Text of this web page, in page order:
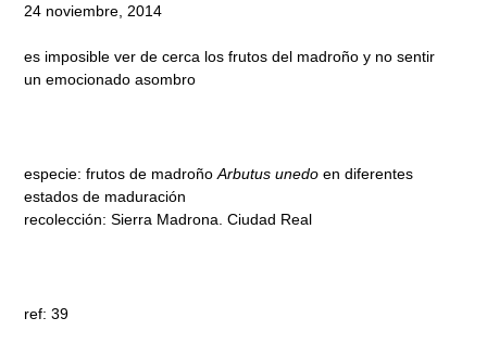
24 noviembre, 2014
es imposible ver de cerca los frutos del madroño y no sentir
un emocionado asombro
especie: frutos de madroñoArbutus unedo en diferentes
estados de maduración
recolección: Sierra Madrona. Ciudad Real
ref: 39